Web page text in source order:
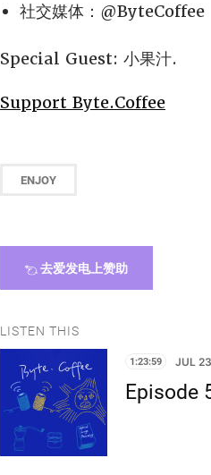
社交媒体：@ByteCoffee
Special Guest: 小果汁.
Support Byte.Coffee
ENJOY
去爱发电上赞助
LISTEN THIS
1:23:59 JUL
Episode